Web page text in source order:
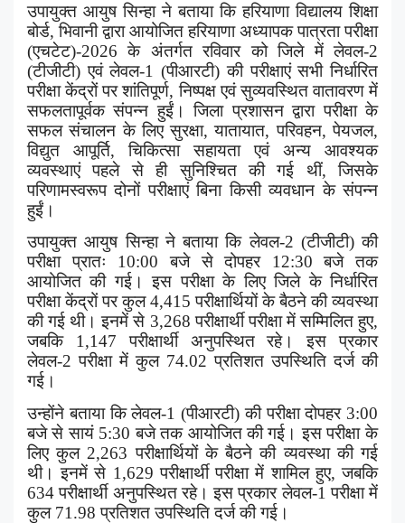
उपायुक्त आयुष सिन्हा ने बताया कि हरियाणा विद्यालय शिक्षा
बोर्ड,भिवानी द्वारा आयोजित हरियाणा अध्यापक पात्रता परीक्षा
(एचटेट)-2026 के अंतर्गत रविवार को जिले में लेवल-2
(टीजीटी) एवं लेवल-1 (पीआरटी) की परीक्षाएं सभी निर्धारित
परीक्षा केंद्रों पर शांतिपूर्ण,निष्पक्ष एवं सुव्यवस्थित वातावरण में
सफलतापूर्वक संपन्न हुईं। जिला प्रशासन द्वारा परीक्षा के
सफल संचालन के लिए सुरक्षा,यातायात,परिवहन,पेयजल,
विद्युत आपूर्ति,चिकित्सा सहायता एवं अन्य आवश्यक
व्यवस्थाएं पहले से ही सुनिश्चित की गई थीं,जिसके
परिणामस्वरूप दोनों परीक्षाएं बिना किसी व्यवधान के संपन्न
हुईं।
उपायुक्त आयुष सिन्हा ने बताया कि लेवल-2 (टीजीटी) की
परीक्षा प्रातः 10:00 बजे से दोपहर 12:30 बजे तक
आयोजित की गई। इस परीक्षा के लिए जिले के निर्धारित
परीक्षा केंद्रों पर कुल4,415 परीक्षार्थियों के बैठने की व्यवस्था
की गई थी। इनमें से 3,268 परीक्षार्थी परीक्षा में सम्मिलित हुए,
जबकि 1,147 परीक्षार्थी अनुपस्थित रहे। इस प्रकार
लेवल-2 परीक्षा में कुल 74.02 प्रतिशत उपस्थिति दर्ज की
गई।
उन्होंने बताया कि लेवल-1 (पीआरटी) की परीक्षा दोपहर 3:00
बजे से सायं 5:30 बजे तक आयोजित की गई। इस परीक्षा के
लिए कुल 2,263 परीक्षार्थियों के बैठने की व्यवस्था की गई
थी। इनमें से 1,629 परीक्षार्थी परीक्षा में शामिल हुए,जबकि
634परीक्षार्थी अनुपस्थित रहे। इस प्रकार लेवल-1 परीक्षा में
कुल 71.98 प्रतिशत उपस्थिति दर्ज की गई।